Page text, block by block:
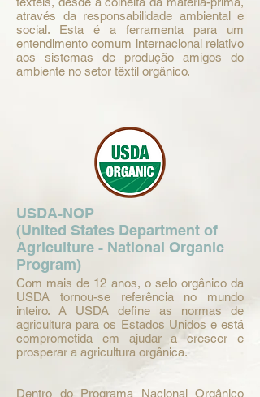
USDA-NOP
(United States Department of
Agriculture - National Organic
Program)
através da responsabilidade ambiental e
social. Esta é a ferramenta para um
entendimento comum internacional relativo
aos sistemas de produção amigos do
ambiente no setor têxtil orgânico.
Com mais de 12 anos, o selo orgânico da
USDA tornou-se referência no mundo
inteiro. A USDA define as normas de
agricultura para os Estados Unidos e está
comprometida em ajudar a crescer e
prosperar a agricultura orgânica.
Dentro do Programa Nacional Orgânico